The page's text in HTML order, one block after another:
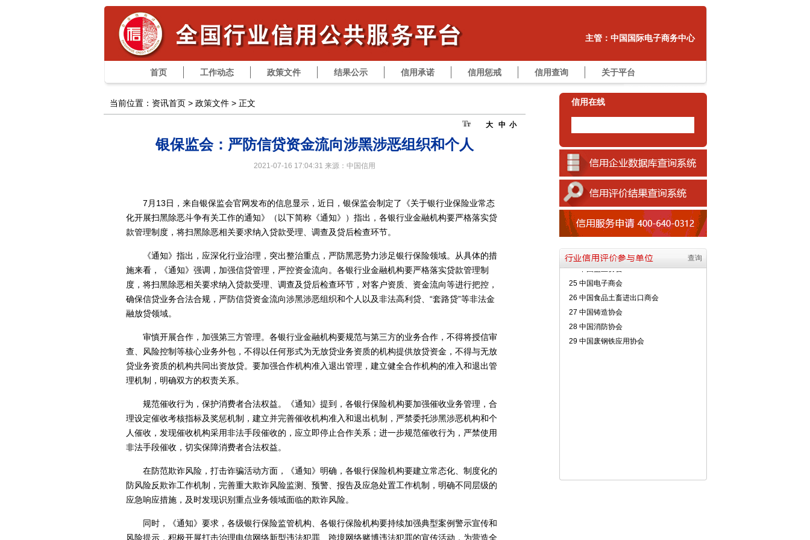
主管：中国国际电子商务中心
首页 工作动态 政策文件 结果公示 信用承诺 信用惩戒 信用查询 关于平台
当前位置：资讯首页 > 政策文件> 正文
大 中 小
银保监会：严防信贷资金流向涉黑涉恶组织和个人
2021-07-16 17:04:31 来源：中国信用
7月13日，来自银保监会官网发布的信息显示，近日，银保监会制定了《关于银行业保险业常态
化开展扫黑除恶斗争有关工作的通知》（以下简称《通知》）指出，各银行业金融机构要严格落实贷
款管理制度，将扫黑除恶相关要求纳入贷款受理、调查及贷后检查环节。
《通知》指出，应深化行业治理，突出整治重点，严防黑恶势力涉足银行保险领域。从具体的措
施来看，《通知》强调，加强信贷管理，严控资金流向。各银行业金融机构要严格落实贷款管理制
度，将扫黑除恶相关要求纳入贷款受理、调查及贷后检查环节，对客户资质、资金流向等进行把控，
确保信贷业务合法合规，严防信贷资金流向涉黑涉恶组织和个人以及非法高利贷、“套路贷”等非法金
融放贷领域。
审慎开展合作，加强第三方管理。各银行业金融机构要规范与第三方的业务合作，不得将授信审
查、风险控制等核心业务外包，不得以任何形式为无放贷业务资质的机构提供放贷资金，不得与无放
贷业务资质的机构共同出资放贷。要加强合作机构准入退出管理，建立健全合作机构的准入和退出管
理机制，明确双方的权责关系。
规范催收行为，保护消费者合法权益。《通知》提到，各银行保险机构要加强催收业务管理，合
理设定催收考核指标及奖惩机制，建立并完善催收机构准入和退出机制，严禁委托涉黑涉恶机构和个
人催收，发现催收机构采用非法手段催收的，应立即停止合作关系；进一步规范催收行为，严禁使用
非法手段催收，切实保障消费者合法权益。
在防范欺诈风险，打击诈骗活动方面，《通知》明确，各银行保险机构要建立常态化、制度化的
防风险反欺诈工作机制，完善重大欺诈风险监测、预警、报告及应急处置工作机制，明确不同层级的
应急响应措施，及时发现识别重点业务领域面临的欺诈风险。
同时，《通知》要求，各级银行保险监管机构、各银行保险机构要持续加强典型案例警示宣传和
风险提示，积极开展打击治理电信网络新型违法犯罪、跨境网络赌博违法犯罪的宣传活动，为营造全
信用在线
查询
7 中国连锁经营协会
9 中国有色金属工业协会
12 中国国际货运代理协会
13 中国企业联合会
14 中国氮肥工业协会
17 中国轻工工艺品进出口商会
18 中国机械工业联合会
19 中国砖瓦工业协会
20 中国农业生产资料流通协会
21 中国质量检验协会
22 中国畜产品流通协会
23 中国食用菌协会
25 中国电子商会
26 中国食品土畜进出口商会
27 中国铸造协会
28 中国消防协会
29 中国废钢铁应用协会
30 中国混凝土与水泥制品协会